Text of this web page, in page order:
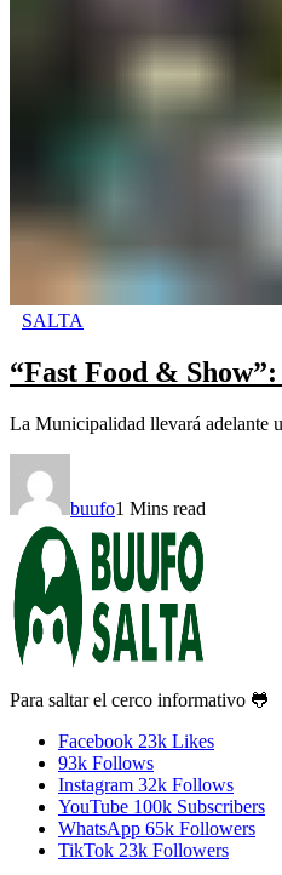
SALTA
“Fast Food &
La Municipalidad llevará adelante
buufo1 Mins read
Para saltar el cerco informativo 🐸
Facebook 23k Likes
93k Follows
Instagram 32k Follows
YouTube 100k Subscribers
WhatsApp 65k Followers
TikTok 23k Followers